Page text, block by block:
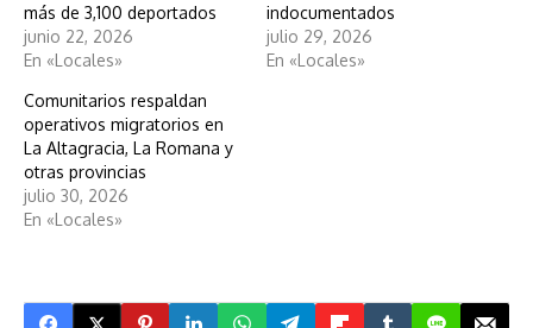
más de 3,100 deportados
junio 22, 2026
En «Locales»
indocumentados
julio 29, 2026
En «Locales»
Comunitarios respaldan
operativos migratorios en
La Altagracia, La Romana y
otras provincias
julio 30, 2026
En «Locales»